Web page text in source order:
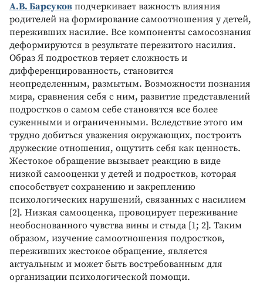
А.В. Барсуков подчеркивает важность влияния
родителей на формирование самоотношения у детей,
переживших насилие. Все компоненты самосознания
деформируются в результате пережитого насилия.
Образ Я подростков теряет сложность и
дифференцированность, становится
неопределенным, размытым. Возможности познания
мира, сравнения себя с ним, развитие представлений
подростков о самом себе становятся все более
суженными и ограниченными. Вследствие этого им
трудно добиться уважения окружающих, построить
дружеские отношения, ощутить себя как ценность.
Жестокое обращение вызывает реакцию в виде
низкой самооценки у детей и подростков, которая
способствует сохранению и закреплению
психологических нарушений, связанных с насилием
[2]. Низкая самооценка, провоцирует переживание
необоснованного чувства вины и стыда [1; 2]. Таким
образом, изучение самоотношения подростков,
переживших жестокое обращение, является
актуальным и может быть востребованным для
организации психологической помощи.